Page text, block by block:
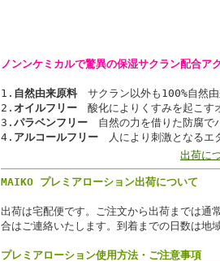
ノンンケミカルで驚異の保湿サクラン配合ア
1. 自然由来原料サクラン以外も100%自然由
2. オイルフリー酸化によりくすみを起こす
3. パラベンフリー自然の力を借りた防腐で
4. アルコールフリー人により刺激となるエ
出荷に
MAIKO プレミアローション出荷について
出荷は宅配便です。ご注文から出荷までは通
合はご連絡いたします。到着までの日数は地
プレミアローション使用方法・ご注意事項